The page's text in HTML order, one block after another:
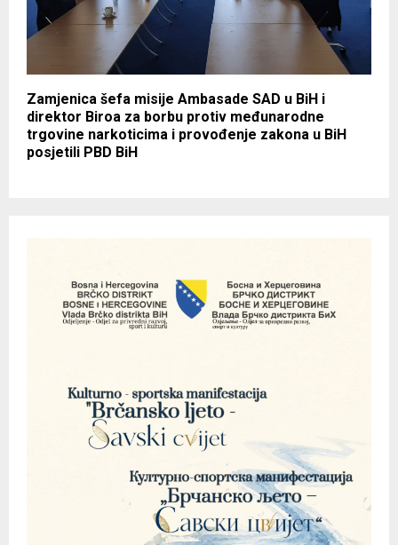
Zamjenica šefa misije Ambasade SAD u BiH i
direktor Biroa za borbu protiv međunarodne
trgovine narkoticima i provođenje zakona u BiH
posjetili PBD BiH